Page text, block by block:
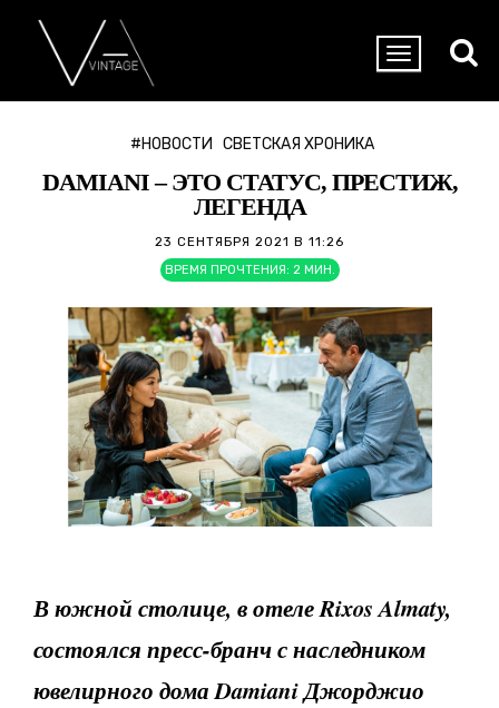
#НОВОСТИ СВЕТСКАЯ ХРОНИКА
DAMIANI – ЭТО СТАТУС, ПРЕСТИЖ,
ЛЕГЕНДА
23 СЕНТЯБРЯ 2021 В 11:26
ВРЕМЯ ПРОЧТЕНИЯ: 2 МИН.
В южной столице, в отеле Rixos Almaty,
состоялся пресс-бранч с наследником
ювелирного дома Damiani Джорджио